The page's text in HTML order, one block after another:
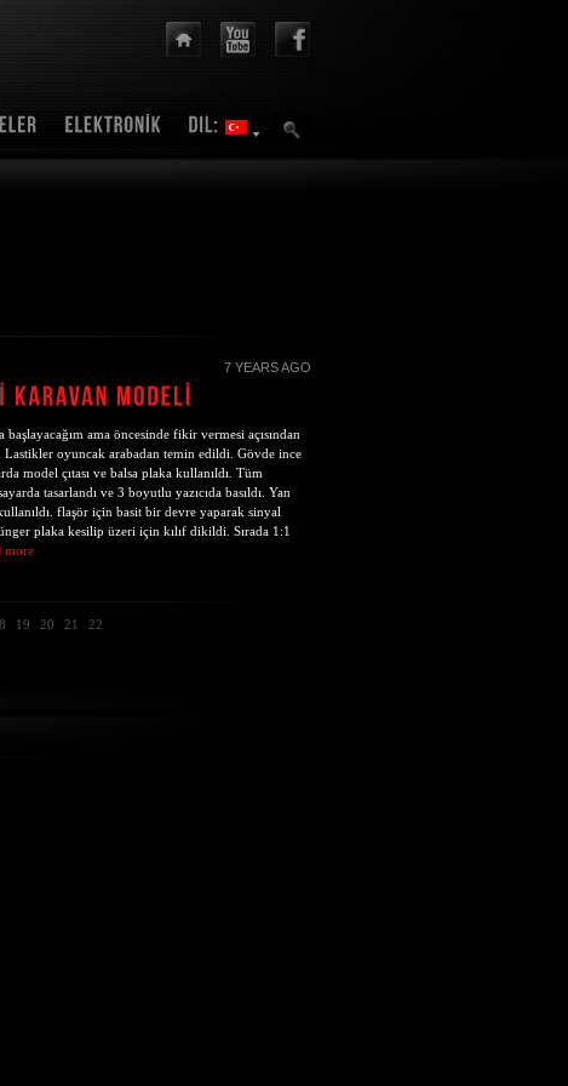
7 YEARS AGO
ama öncesinde fikir vermesi açısından
Lastikler oyuncak arabadan temin edildi. Gövde ince
model çıtası ve balsa plaka kullanıldı. Tüm
tasarlandı ve 3 boyutlu yazıcıda basıldı. Yan
flaşör için basit bir devre yaparak sinyal
plaka kesilip üzeri için kılıf dikildi. Sırada 1:1
more
19 20 21 22